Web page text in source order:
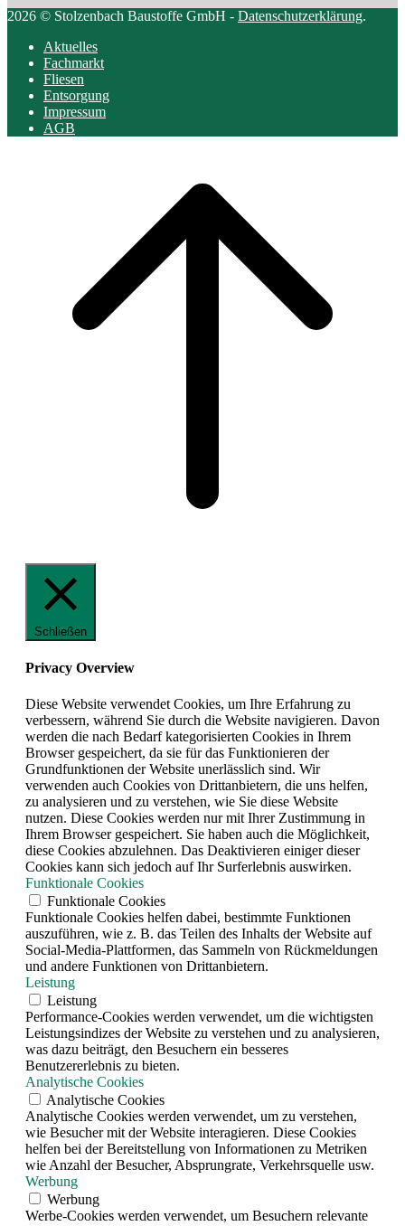
2026 © Stolzenbach Baustoffe GmbH - Datenschutzerklärung.
Aktuelles
Fachmarkt
Fliesen
Entsorgung
Impressum
AGB
Schließen
Privacy Overview
Diese Website verwendet Cookies, um Ihre Erfahrung zu
verbessern, während Sie durch die Website navigieren. Davon
werden die nach Bedarf kategorisierten Cookies in Ihrem
Browser gespeichert, da sie für das Funktionieren der
Grundfunktionen der Website unerlässlich sind. Wir
verwenden auch Cookies von Drittanbietern, die uns helfen,
zu analysieren und zu verstehen, wie Sie diese Website
nutzen. Diese Cookies werden nur mit Ihrer Zustimmung in
Ihrem Browser gespeichert. Sie haben auch die Möglichkeit,
diese Cookies abzulehnen. Das Deaktivieren einiger dieser
Cookies kann sich jedoch auf Ihr Surferlebnis auswirken.
Funktionale Cookies
Funktionale Cookies
Funktionale Cookies helfen dabei, bestimmte Funktionen
auszuführen, wie z. B. das Teilen des Inhalts der Website auf
Social-Media-Plattformen, das Sammeln von Rückmeldungen
und andere Funktionen von Drittanbietern.
Leistung
Leistung
Performance-Cookies werden verwendet, um die wichtigsten
Leistungsindizes der Website zu verstehen und zu analysieren,
was dazu beiträgt, den Besuchern ein besseres
Benutzererlebnis zu bieten.
Analytische Cookies
Analytische Cookies
Analytische Cookies werden verwendet, um zu verstehen,
wie Besucher mit der Website interagieren. Diese Cookies
helfen bei der Bereitstellung von Informationen zu Metriken
wie Anzahl der Besucher, Absprungrate, Verkehrsquelle usw.
Werbung
Werbung
Werbe-Cookies werden verwendet, um Besuchern relevante